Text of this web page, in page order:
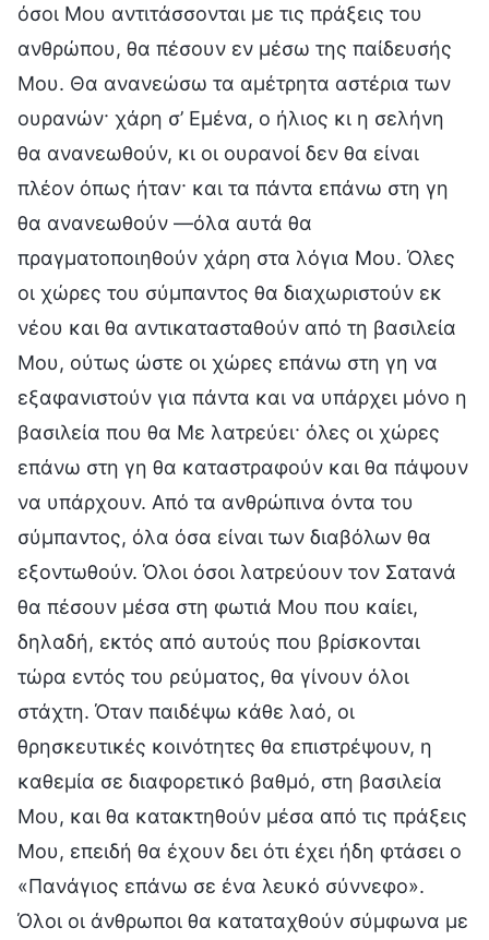
όσοι Μου αντιτάσσονται με τις πράξεις του
ανθρώπου, θα πέσουν εν μέσω της παίδευσής
Μου. Θα ανανεώσω τα αμέτρητα αστέρια των
ουρανών· χάρη σ’ Εμένα, ο ήλιος κι η σελήνη
θα ανανεωθούν, κι οι ουρανοί δεν θα είναι
πλέον όπως ήταν· και τα πάντα επάνω στη γη
θα ανανεωθούν —όλα αυτά θα
πραγματοποιηθούν χάρη στα λόγια Μου. Όλες
οι χώρες του σύμπαντος θα διαχωριστούν εκ
νέου και θα αντικατασταθούν από τη βασιλεία
Μου, ούτως ώστε οι χώρες επάνω στη γη να
εξαφανιστούν για πάντα και να υπάρχει μόνο η
βασιλεία που θα Με λατρεύει· όλες οι χώρες
επάνω στη γη θα καταστραφούν και θα πάψουν
να υπάρχουν. Από τα ανθρώπινα όντα του
σύμπαντος, όλα όσα είναι των διαβόλων θα
εξοντωθούν. Όλοι όσοι λατρεύουν τον Σατανά
θα πέσουν μέσα στη φωτιά Μου που καίει,
δηλαδή, εκτός από αυτούς που βρίσκονται
τώρα εντός του ρεύματος, θα γίνουν όλοι
στάχτη. Όταν παιδέψω κάθε λαό, οι
θρησκευτικές κοινότητες θα επιστρέψουν, η
καθεμία σε διαφορετικό βαθμό, στη βασιλεία
Μου, και θα κατακτηθούν μέσα από τις πράξεις
Μου, επειδή θα έχουν δει ότι έχει ήδη φτάσει ο
«Πανάγιος επάνω σε ένα λευκό σύννεφο».
Όλοι οι άνθρωποι θα καταταχθούν σύμφωνα με